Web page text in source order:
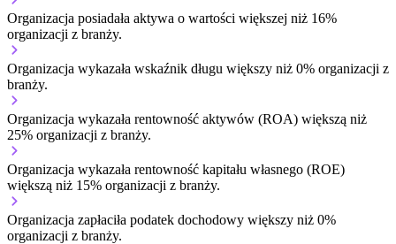
Organizacja posiadała aktywa o wartości większej niż 16%
organizacji z branży.
Organizacja wykazała wskaźnik długu większy niż 0% organizacji z
branży.
Organizacja wykazała rentowność aktywów (ROA) większą niż
25% organizacji z branży.
Organizacja wykazała rentowność kapitału własnego (ROE)
większą niż 15% organizacji z branży.
Organizacja zapłaciła podatek dochodowy większy niż 0%
organizacji z branży.